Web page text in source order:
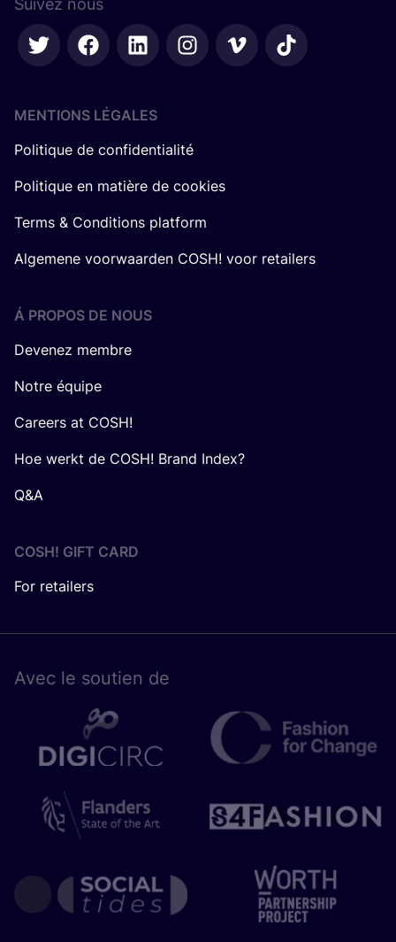
Suivez nous
MENTIONS LÉGALES
Politique de confidentialité
Politique en matière de cookies
Terms & Conditions platform
Algemene voorwaarden COSH! voor retailers
Á PROPOS DE NOUS
Devenez membre
Notre équipe
Careers at COSH!
Hoe werkt de COSH! Brand Index?
Q&A
COSH! GIFT CARD
For retailers
Avec le sou­tien de